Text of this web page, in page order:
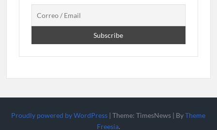
Proudly powered by WordPress |Theme: TimesNews | ByTheme
Freesia.